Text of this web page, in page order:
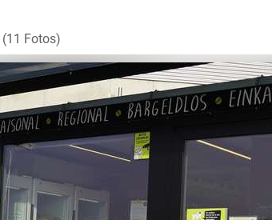
(11 Fotos)